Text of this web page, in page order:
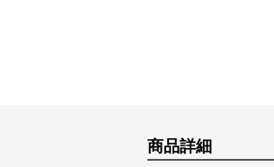
商品詳細